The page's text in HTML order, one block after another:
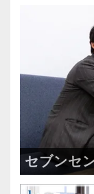
代表自身が
め、英語で
授いたしま
【未経験か
当法人では
人柄を重視
知識を身に
ンが取れる
を持つこと
当面は新規
在ニーズを
ひとつの会
に潜んでい
ることを見
のが私たち
【コミュニ
セブンセ